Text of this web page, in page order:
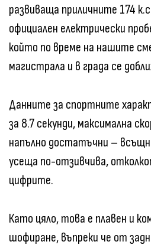
развиваща приличните 174
официален електрически
който по време на нашите
магистрала и в града се
Данните за спортните
за 8.7 секунди, максимална
напълно достатъчни –
усеща по-отзивчива,
цифрите.
Като цяло, това е плавен и
шофиране, въпреки че от